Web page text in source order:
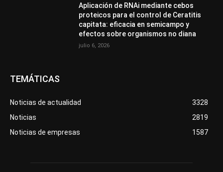
Aplicación de RNAi mediante cebos
proteicos para el control de Ceratitis
capitata: eficacia en semicampo y
efectos sobre organismos no diana
julio 6, 2026
TEMÁTICAS
Noticias de actualidad
3328
Noticias
2819
Noticias de empresas
1587